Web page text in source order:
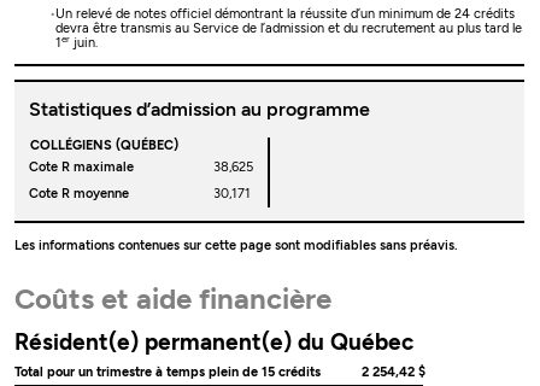
Un relevé de notes officiel démontrant la réussite d’un minimum de 24 crédits
devra être transmis au Service de l’admission et du recrutement au plus tard le
1er juin.
Statistiques d’admission au programme
COLLÉGIENS (QUÉBEC)
Cote R maximale
38,625
Cote R moyenne
30,171
Les informations contenues sur cette page sont modifiables sans préavis.
Coûts et aide financière
Résident(e) permanent(e) du Québec
Total pour un trimestre à temps plein de 15 crédits
2 254,42 $